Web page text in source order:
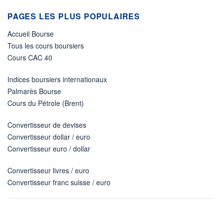
PAGES LES PLUS POPULAIRES
Accueil Bourse
Tous les cours boursiers
Cours CAC 40
Indices boursiers internationaux
Palmarès Bourse
Cours du Pétrole (Brent)
Convertisseur de devises
Convertisseur dollar / euro
Convertisseur euro / dollar
Convertisseur livres / euro
Convertisseur franc suisse / euro